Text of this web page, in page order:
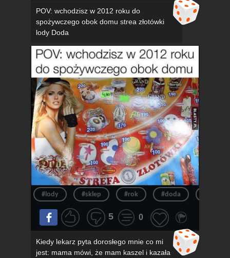
POV: wchodzisz w 2012 roku do
spożywczego obok domu strea złotówki
lody Doda
#lody #sklep #rok #doda
5 0
Kiedy lekarz pyta dorosłego mnie co mi
jest: mama mówi, że mam kaszel i kazała